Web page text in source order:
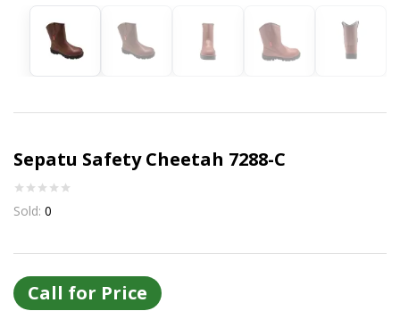
Continue with Google
Sepatu Safety Cheetah 7288-C
Sold: 0
Call for Price